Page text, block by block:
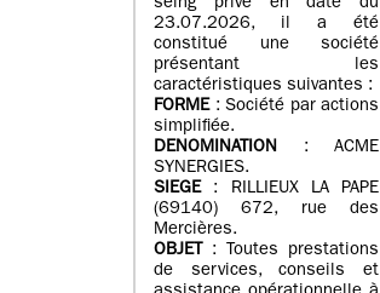
seing privé en date du
23.07.2026, il a été
constitué une société
présentant les
caractéristiques suivantes :
FORME: Société par actions
simplifiée.
DENOMINATION : ACME
SYNERGIES.
SIEGE: RILLIEUX LA PAPE
(69140) 672, rue des
Mercières.
OBJET
: Toutes prestations
de services, conseils et